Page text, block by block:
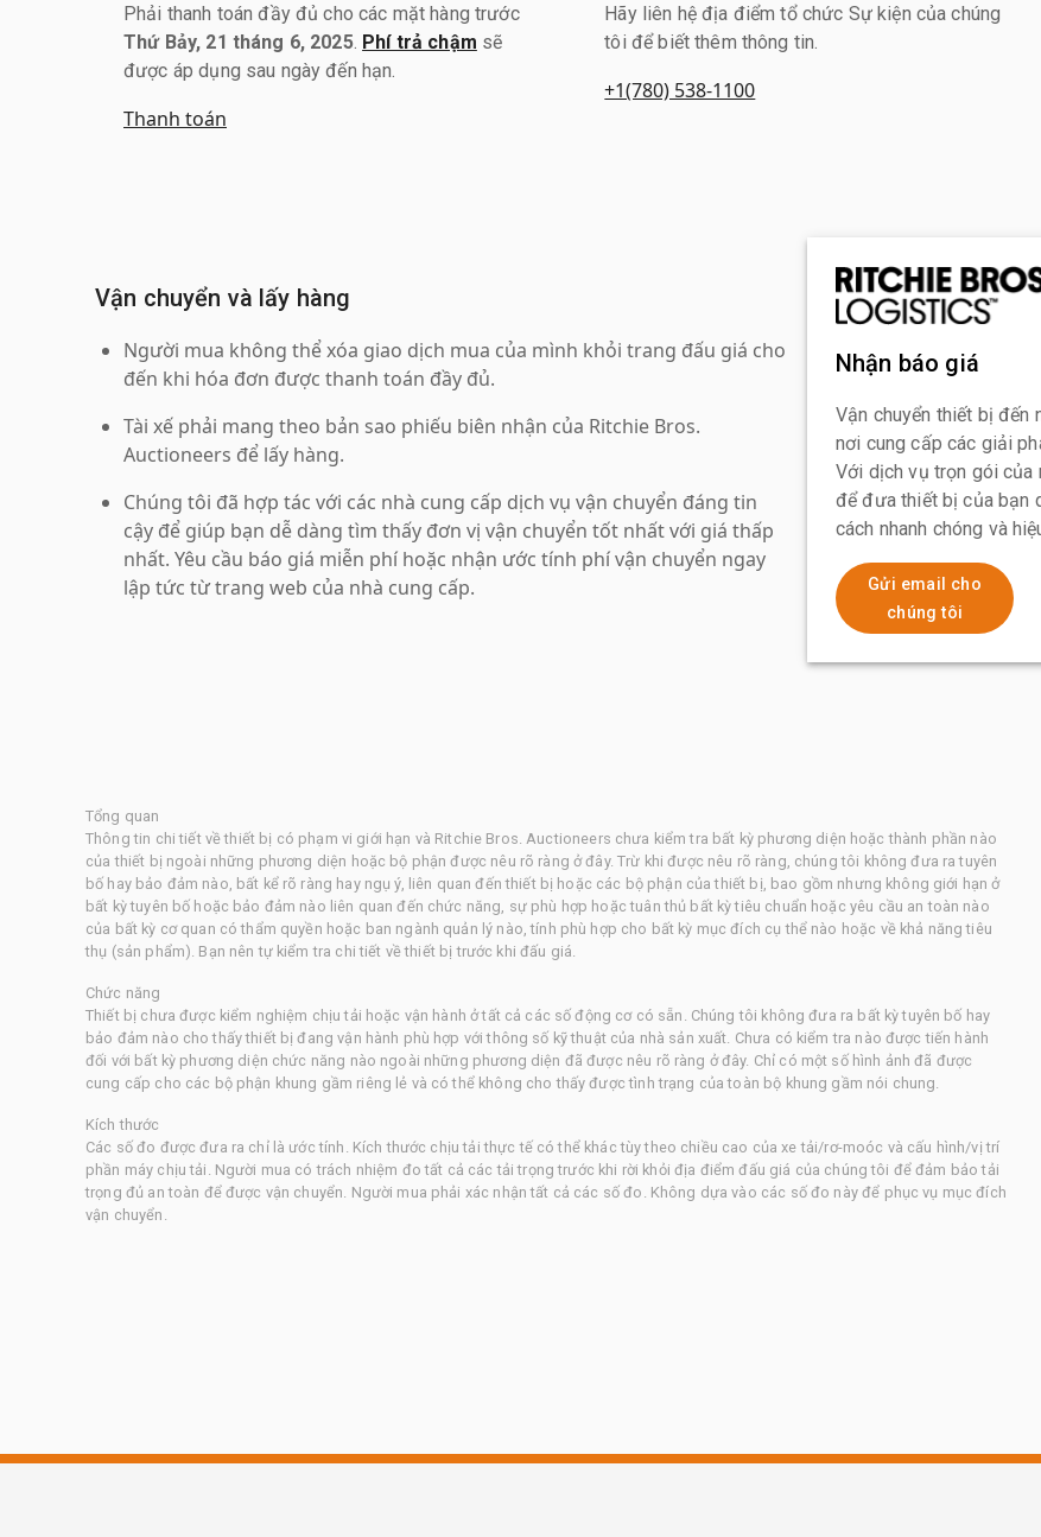
Phải thanh toán đầy đủ cho các mặt hàng trước
Thứ Bảy, 21 tháng 6, 2025. Phí trả chậm sẽ
được áp dụng sau ngày đến hạn.
Thanh toán
Hãy liên hệ địa điểm tổ chức Sự kiện của chúng
tôi để biết thêm thông tin.
+1(780) 538-1100
Vận chuyển và lấy hàng
Người mua không thể xóa giao dịch mua của mình khỏi trang đấu giá cho
đến khi hóa đơn được thanh toán đầy đủ.
Tài xế phải mang theo bản sao phiếu biên nhận của Ritchie Bros.
Auctioneers để lấy hàng.
Chúng tôi đã hợp tác với các nhà cung cấp dịch vụ vận chuyển đáng tin
cậy để giúp bạn dễ dàng tìm thấy đơn vị vận chuyển tốt nhất với giá thấp
nhất. Yêu cầu báo giá miễn phí hoặc nhận ước tính phí vận chuyển ngay
lập tức từ trang web của nhà cung cấp.
Nhận báo giá
Vận chuyển thiết bị đến
nơi cung cấp các giải
Với dịch vụ trọn gói của
để đưa thiết bị của bạn
cách nhanh chóng và
Gửi email cho
chúng tôi
Tổng quan
Thông tin chi tiết về thiết bị có phạm vi giới hạn và Ritchie Bros. Auctioneers chưa kiểm tra bất kỳ phương diện hoặc thành phần nào
của thiết bị ngoài những phương diện hoặc bộ phận được nêu rõ ràng ở đây. Trừ khi được nêu rõ ràng, chúng tôi không đưa ra tuyên
bố hay bảo đảm nào, bất kể rõ ràng hay ngụ ý, liên quan đến thiết bị hoặc các bộ phận của thiết bị, bao gồm nhưng không giới hạn ở
bất kỳ tuyên bố hoặc bảo đảm nào liên quan đến chức năng, sự phù hợp hoặc tuân thủ bất kỳ tiêu chuẩn hoặc yêu cầu an toàn nào
của bất kỳ cơ quan có thẩm quyền hoặc ban ngành quản lý nào, tính phù hợp cho bất kỳ mục đích cụ thể nào hoặc về khả năng tiêu
thụ (sản phẩm). Bạn nên tự kiểm tra chi tiết về thiết bị trước khi đấu giá.
Chức năng
Thiết bị chưa được kiểm nghiệm chịu tải hoặc vận hành ở tất cả các số động cơ có sẵn. Chúng tôi không đưa ra bất kỳ tuyên bố hay
bảo đảm nào cho thấy thiết bị đang vận hành phù hợp với thông số kỹ thuật của nhà sản xuất. Chưa có kiểm tra nào được tiến hành
đối với bất kỳ phương diện chức năng nào ngoài những phương diện đã được nêu rõ ràng ở đây. Chỉ có một số hình ảnh đã được
cung cấp cho các bộ phận khung gầm riêng lẻ và có thể không cho thấy được tình trạng của toàn bộ khung gầm nói chung.
Kích thước
Các số đo được đưa ra chỉ là ước tính. Kích thước chịu tải thực tế có thể khác tùy theo chiều cao của xe tải/rơ-moóc và cấu hình/vị trí
phần máy chịu tải. Người mua có trách nhiệm đo tất cả các tải trọng trước khi rời khỏi địa điểm đấu giá của chúng tôi để đảm bảo tải
trọng đủ an toàn để được vận chuyển. Người mua phải xác nhận tất cả các số đo. Không dựa vào các số đo này để phục vụ mục đích
vận chuyển.